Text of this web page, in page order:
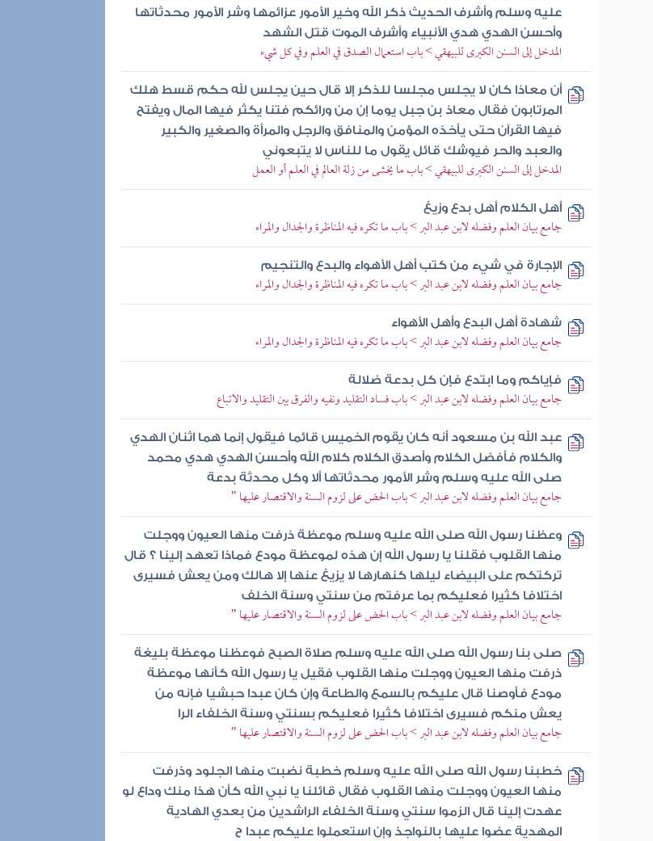
عليه وسلم وأشرف الحديث ذكر الله وخير الأمور عزائمها وشر الأمور محدثاتها
وأحسن الهدي هدي الأنبياء وأشرف الموت قتل الشهد
المدخل إلى السنن الكبرى للبيهقي > باب استعمال الصدق في العلم وفي كل شيء
أن معاذا كان لا يجلس مجلسا للذكر إلا قال حين يجلس لله حكم قسط هلك
المرتابون فقال معاذ بن جبل يوما إن من ورائكم فتنا يكثر فيها المال ويفتح
فيها القرآن حتى يأخذه المؤمن والمنافق والرجل والمرأة والصغير والكبير
والعبد والحر فيوشك قائل يقول ما للناس لا يتبعوني
المدخل إلى السنن الكبرى للبيهقي > باب ما يخشى من زلة العالم في العلم أو العمل
أهل الكلام أهل بدع وزيغ
جامع بيان العلم وفضله لابن عبد البر > باب ما تكره فيه المناظرة والجدال والمراء
الإجارة في شيء من كتب أهل الأهواء والبدع والتنجيم
جامع بيان العلم وفضله لابن عبد البر > باب ما تكره فيه المناظرة والجدال والمراء
شهادة أهل البدع وأهل الأهواء
جامع بيان العلم وفضله لابن عبد البر > باب ما تكره فيه المناظرة والجدال والمراء
فإياكم وما ابتدع فإن كل بدعة ضلالة
جامع بيان العلم وفضله لابن عبد البر > باب فساد التقليد ونفيه والفرق بين التقليد والاتباع
عبد الله بن مسعود أنه كان يقوم الخميس قائما فيقول إنما هما اثنان الهدي
والكلام فأفضل الكلام وأصدق الكلام كلام الله وأحسن الهدي هدي محمد
صلى الله عليه وسلم وشر الأمور محدثاتها ألا وكل محدثة بدعة
جامع بيان العلم وفضله لابن عبد البر > باب الحض على لزوم السنة والاقتصار عليها "
وعظنا رسول الله صلى الله عليه وسلم موعظة ذرفت منها العيون ووجلت
منها القلوب فقلنا يا رسول الله إن هذه لموعظة مودع فماذا تعهد إلينا ؟ قال
تركتكم على البيضاء ليلها كنهارها لا يزيغ عنها إلا هالك ومن يعش فسيرى
اختلافا كثيرا فعليكم بما عرفتم من سنتي وسنة الخلف
جامع بيان العلم وفضله لابن عبد البر > باب الحض على لزوم السنة والاقتصار عليها "
صلى بنا رسول الله صلى الله عليه وسلم صلاة الصبح فوعظنا موعظة بليغة
ذرفت منها العيون ووجلت منها القلوب فقيل يا رسول الله كأنها موعظة
مودع فأوصنا قال عليكم بالسمع والطاعة وإن كان عبدا حبشيا فإنه من
يعش منكم فسيرى اختلافا كثيرا فعليكم بسنتي وسنة الخلفاء الرا
جامع بيان العلم وفضله لابن عبد البر > باب الحض على لزوم السنة والاقتصار عليها "
خطبنا رسول الله صلى الله عليه وسلم خطبة نضبت منها الجلود وذرفت
منها العيون ووجلت منها القلوب فقال قائلنا يا نبي الله كأن هذا منك وداع لو
عهدت إلينا قال الزموا سنتي وسنة الخلفاء الراشدين من بعدي الهادية
المهدية عضوا عليها بالنواجذ وإن استعملوا عليكم عبدا ح